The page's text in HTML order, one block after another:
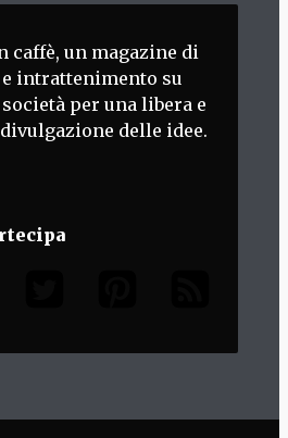
caffè, un magazine di
intrattenimento su
per una libera e
delle idee.